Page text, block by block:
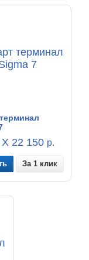
X 22 150 р.
За 1 клик